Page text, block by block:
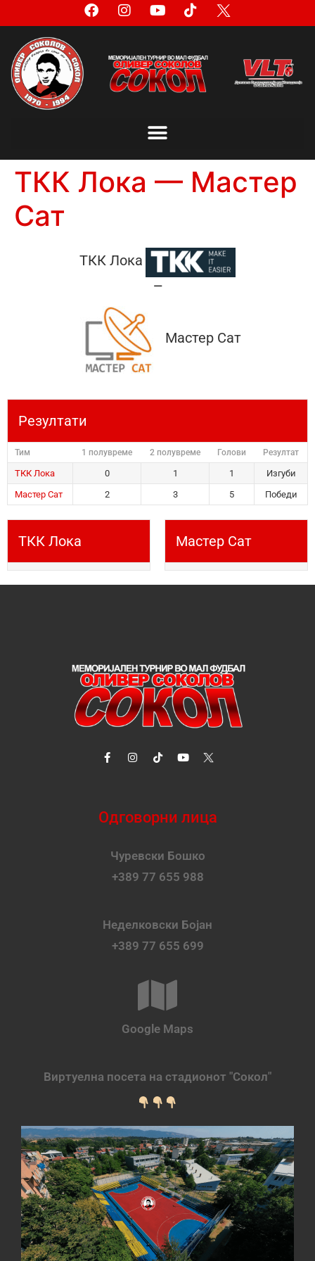
ТКК Лока — Мастер
Сат
ТКК Лока
—
Мастер Сат
Резултати
Тим 1 полувреме 2 полувреме Голови Резултат
ТКК Лока 0 1 1
Изгуби
Мастер Сат
2 3 5 Победи
ТКК Лока Мастер Сат
Одговорни лица
Чуревски Бошко
+389 77 655 988
Неделковски Бојан
+389 77 655 699
Google Maps
Виртуелна посета на стадионот "Сокол"